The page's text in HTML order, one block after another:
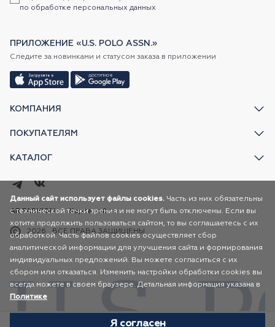
КОМПАНИЯ
ПОКУПАТЕЛЯМ
КАТАЛОГ
по обработке персональных данных
ПРИЛОЖЕНИЕ «U.S. POLO ASSN.»
Следите за новинками и статусом заказа в приложении
2026 ВСЕ ПРАВА ЗАЩИЩЕНЫ
AR FASHION Карта сайта
Данный сайт использует файлы cookies. Часть из них обязательны
с технической точки зрения и не могут быть отключены. Если вы
хотите продолжить пользоваться сайтом, то вы соглашаетесь с их
обработкой. Часть файлов cookies осуществляет сбор
аналитической информации для улучшения сайта и формирования
индивидуальных предложений. Вы можете согласиться с их
сбором или отказаться. Изменить настройки обработки cookies вы
всегда можете в своем браузере. Детальная информация указана в
Политике
Я согласен